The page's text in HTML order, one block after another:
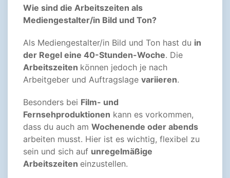
Wie sind die Arbeitszeiten als
Mediengestalter/in Bild und Ton?
Als Mediengestalter/in Bild und Ton hast du in
der Regel eine 40-Stunden-Woche. Die
Arbeitszeiten können jedoch je nach
Arbeitgeber und Auftragslage variieren.
Besonders bei Film- und
Fernsehproduktionen kann es vorkommen,
dass du auch am Wochenende oder abends
arbeiten musst. Hier ist es wichtig, flexibel zu
sein und sich auf unregelmäßige
Arbeitszeiten einzustellen.